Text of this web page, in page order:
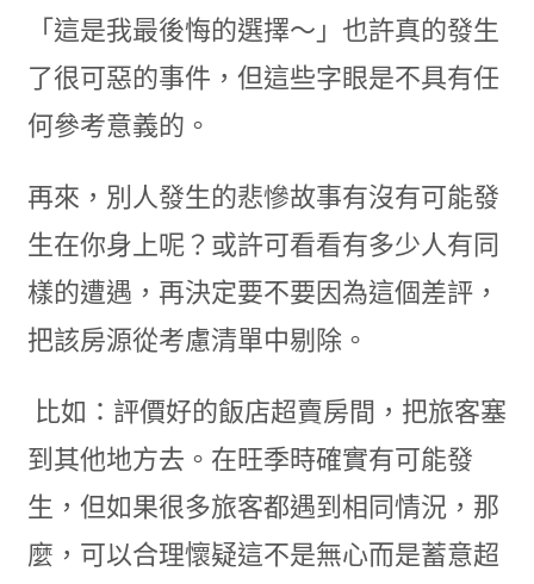
「這是我最後悔的選擇～」也許真的發生
了很可惡的事件，但這些字眼是不具有任
何參考意義的。
再來，別人發生的悲慘故事有沒有可能發
生在你身上呢？或許可看看有多少人有同
樣的遭遇，再決定要不要因為這個差評，
把該房源從考慮清單中剔除。
比如：評價好的飯店超賣房間，把旅客塞
到其他地方去。在旺季時確實有可能發
生，但如果很多旅客都遇到相同情況，那
麼，可以合理懷疑這不是無心而是蓄意超